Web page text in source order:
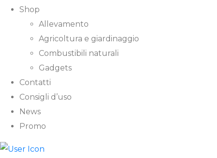
Shop
Allevamento
Agricoltura e giardinaggio
Combustibili naturali
Gadgets
Contatti
Consigli d’uso
News
Promo